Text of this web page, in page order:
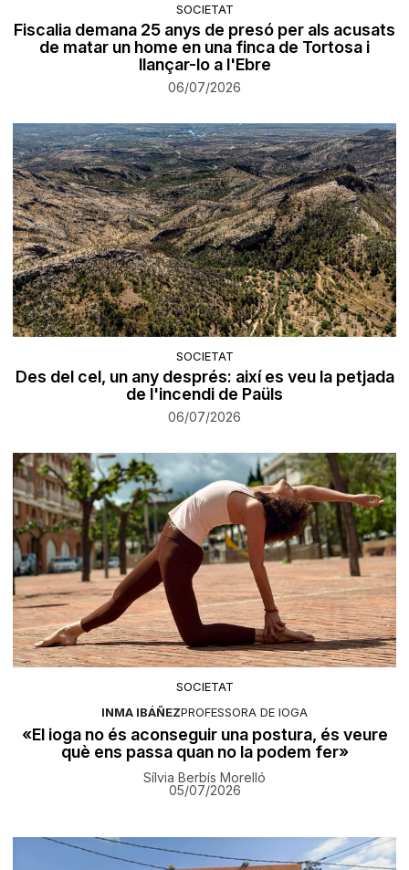
SOCIETAT
Fiscalia demana 25 anys de presó per als acusats
de matar un home en una finca de Tortosa i
llançar-lo a l'Ebre
06/07/2026
SOCIETAT
Des del cel, un any després: així es veu la petjada
de l'incendi de Paüls
06/07/2026
SOCIETAT
INMA IBÁÑEZPROFESSORA DE IOGA
«El ioga no és aconseguir una postura, és veure
què ens passa quan no la podem fer»
Sílvia Berbís Morelló
05/07/2026